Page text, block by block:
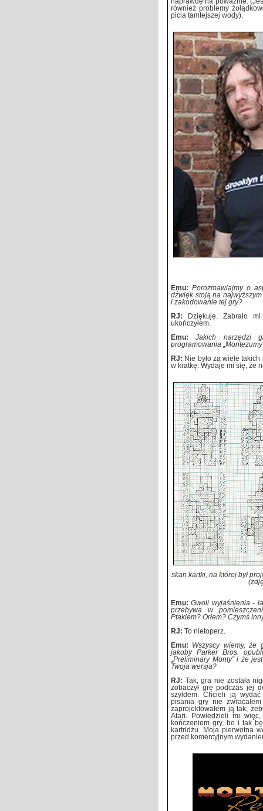
również problemy
picia tamtejszej wody).
Emu: Porozmawiajmy o
dźwięk stoją na
i zakodowanie tej gry?
RJ:
Dziękuję. Zabrało
ukończyłem.
Emu:Jakich narzędzi
programowania
RJ: Nie było za wiele
w kratkę. Wydaje mi się, że
skan kartki, na której był
Emu:Gwoli wyjaśnienia -
przebywa w
Ptakiem? Orłem? Czymś
RJ: To nietoperz.
Emu: Wszyscy wiemy, że
jakoby Parker Bros.
„Preliminary Monty” i że
Twoja wersja?
RJ: Tak, gra nie została
zobaczył grę podczas jej
szyldem. Chcieli ją
pisania gry nie
zaprojektowałem ją tak,
Atari. Powiedzieli mi
kończeniem gry, bo i tak
kartridżu. Moja pierwotna
przed komercyjnym